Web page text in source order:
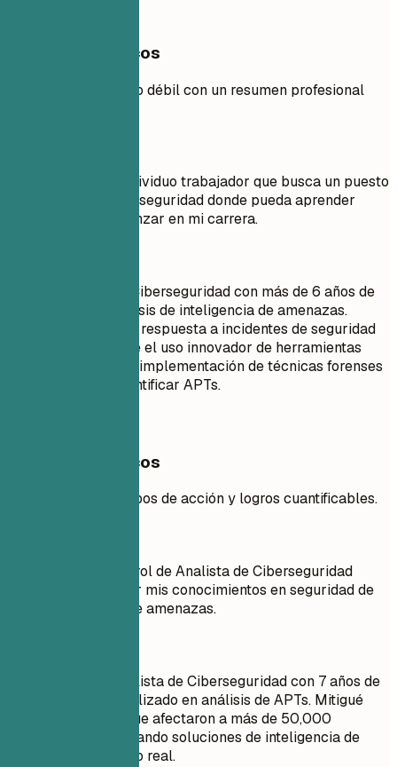
Ejemplos prácticos
Compara un objetivo débil con un resumen profesional
Objetivo: Soy un individuo trabajador que busca un puesto
de Analista de Ciberseguridad donde pueda aprender
cosas nuevas y avanzar en mi carrera.
Analista Senior de Ciberseguridad con más de 6 años de
experiencia en análisis de inteligencia de amenazas.
Reduje el tiempo de respuesta a incidentes de seguridad
en un 40% mediante el uso innovador de herramientas
SIEM. Experto en la implementación de técnicas forenses
avanzadas para identificar APTs.
Ejemplos prácticos
Uso efectivo de verbos de acción y logros cuantificables.
Objetivo: Busco un rol de Analista de Ciberseguridad
donde pueda aplicar mis conocimientos en seguridad de
redes y detección de amenazas.
Experimentado Analista de Ciberseguridad con 7 años de
experiencia especializado en análisis de APTs. Mitigué
con éxito brechas que afectaron a más de 50,000
usuarios implementando soluciones de inteligencia de
amenazas en tiempo real.